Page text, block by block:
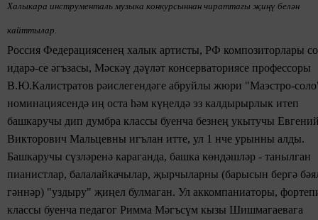
Халыкара инструменталь музыка конкурсыннан чираттагы җиңү белән
кайттылар.
Россия Федерациясенең халык артисты, РФ композиторлары
идарә-се әгъзасы, Мәскәү дәүләт консерваториясе профессоры
В.Ю.Калистратов рәислегендәге абруйлы жюри "Маэстро-
номинациясендә иң оста һәм күңелдә эз калдырырлык итеп
башкаручы дип думбра классы буенча безнең укытучы
Викторович Мальцевны игълан итте, ул 1 нче урынны алды.
Башкаручы сүзләренә караганда, башка көндәшләр - танылган
пианистлар, балалайкачылар, җырчыларны (барысын бергә
гәннәр) "уздыру" җиңел булмаган. Ул аккомпаниаторы,
классы буенча педагог Римма Мәгъсүм кызы Шишмагаевага